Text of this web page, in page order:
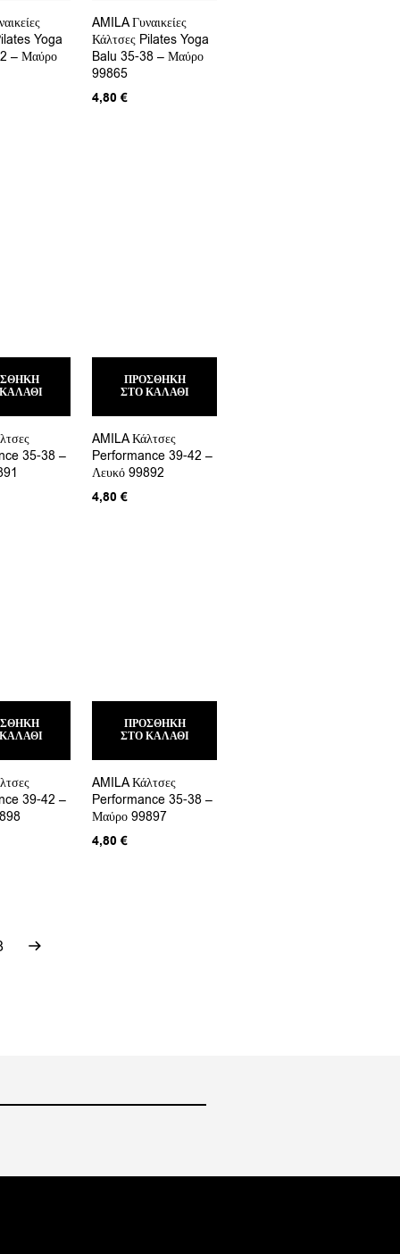
Yoga
– Μαύρο
AMILA Γυναικείες
Κάλτσες Pilates Yoga
Balu 35-38 – Μαύρο
99865
4,80€
35-38 –
ΠΡΟΣΘΉΚΗ
ΣΤΟ ΚΑΛΆΘΙ
AMILA Κάλτσες
Performance 39-42 –
Λευκό 99892
4,80€
39-42 –
ΠΡΟΣΘΉΚΗ
ΣΤΟ ΚΑΛΆΘΙ
AMILA Κάλτσες
Performance 35-38 –
Μαύρο 99897
4,80€